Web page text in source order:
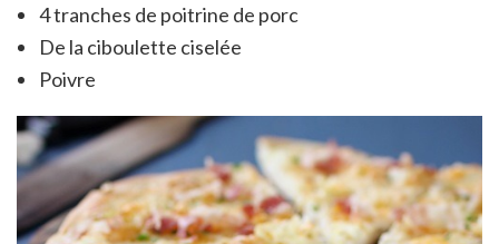
4 tranches de poitrine de porc
De la ciboulette ciselée
Poivre